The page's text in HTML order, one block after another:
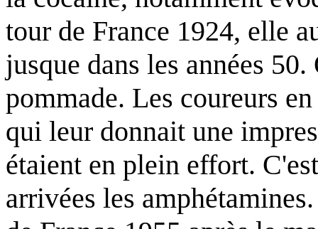
tour de France 1924, elle
jusque dans les années
pommade. Les coureurs
qui leur donnait une
étaient en plein effort.
arrivées les